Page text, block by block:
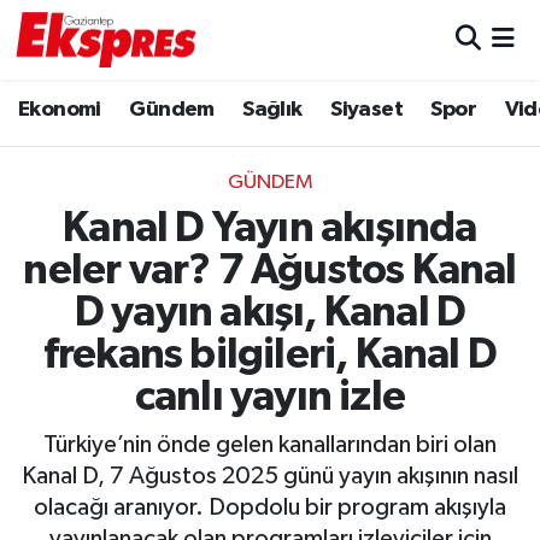
Ekonomi Gündem Sağlık Siyaset Spor
GÜNDEM
Kanal D Yayın akışında
neler var? 7 Ağustos Kanal
D yayın akışı, Kanal D
frekans bilgileri, Kanal D
canlı yayın izle
Türkiye’nin önde gelen kanallarından biri olan
Kanal D, 7 Ağustos 2025 günü yayın akışının nasıl
olacağı aranıyor. Dopdolu bir program akışıyla
Ekonomi
Gaziantep son dakika
Genel
Gündem
Haberler
Kültür Sanat
Magazin
Trafik Durumu
Puan Durumu ve Fikstür
Tüm Manşetler
Son Dakika Haberleri
Haber Arşivi